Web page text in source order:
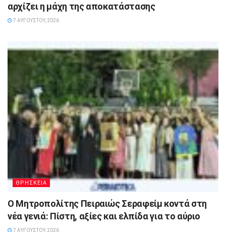
αρχίζει η μάχη της αποκατάστασης
7 ΑΥΓΟΎΣΤΟΥ, 2026
ΘΡΗΣΚΕΙΑ
Ο Μητροπολίτης Πειραιώς Σεραφείμ κοντά στη
νέα γενιά: Πίστη, αξίες και ελπίδα για το αύριο
7 ΑΥΓΟΎΣΤΟΥ, 2026